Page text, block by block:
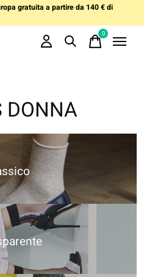
gratuita a partire da 140 € di
0items
DONNA